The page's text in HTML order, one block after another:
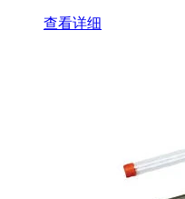
查看详细